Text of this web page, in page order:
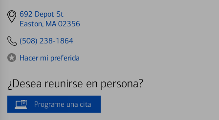
Get
directions
692 Depot St
Easton, MA 02356
(508) 238-1864
Hacer mi preferida
¿Desea reunirse en persona?
Programe una cita